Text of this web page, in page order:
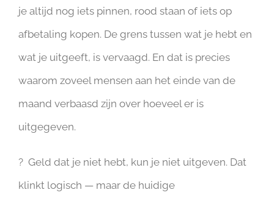
je altijd nog iets pinnen, rood staan of iets op
afbetaling kopen. De grens tussen wat je hebt en
wat je uitgeeft, is vervaagd. En dat is precies
waarom zoveel mensen aan het einde van de
maand verbaasd zijn over hoeveel er is
uitgegeven.
? Geld dat je niet hebt, kun je niet uitgeven. Dat
klinkt logisch — maar de huidige